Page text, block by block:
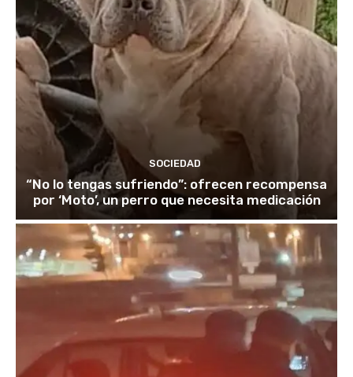
SOCIEDAD
“No lo tengas sufriendo”: ofrecen recompensa
por ‘Moto’, un perro que necesita medicación